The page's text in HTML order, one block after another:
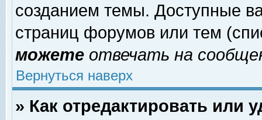
созданием темы. Доступные
страниц форумов или тем
можете отвечать на
Вернуться наверх
» Как отредактировать или